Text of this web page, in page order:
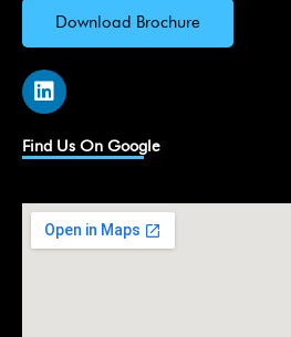
Download Brochure
L
i
k
e
i
n
Find Us On Google